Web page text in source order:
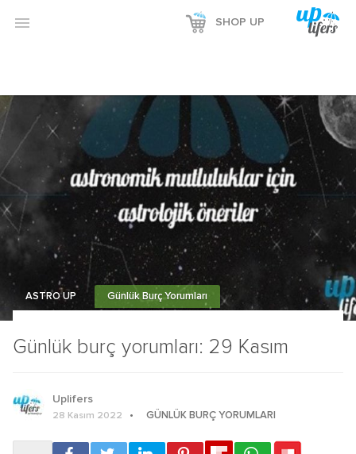
 SHOP UP
Günlük burç yorumları: 29 Kasım
ASTRO UP Günlük Burç Yorumları
Uplifers
28 Kasım 2022 GÜNLÜK BURÇ YORUMLARI